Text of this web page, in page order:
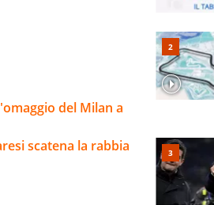
del Milan a
scatena la rabbia